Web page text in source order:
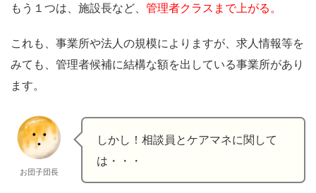
もう１つは、施設長など、 管理者クラスまで上がる。
これも、事業所や法人の規模によりますが、求人情報等を
みても、管理者候補に結構な額を出している事業所があり
ます。
お団子団長
しかし！相談員とケアマネに関して
は・・・